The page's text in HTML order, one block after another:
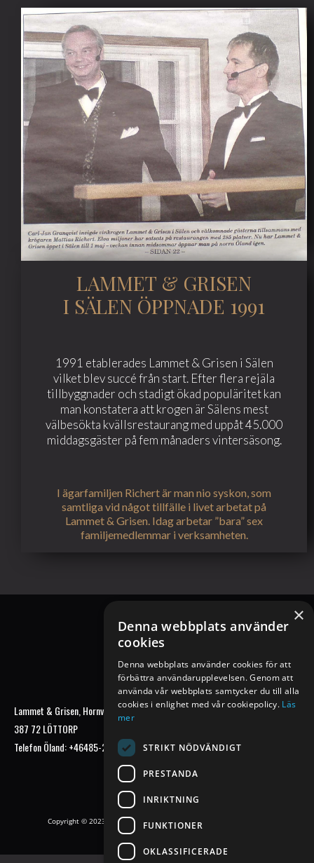
LAMMET & GRISEN
I SÄLEN ÖPPNADE 1991
1991 etablerades Lammet & Grisen i Sälen
vilket blev succé från start. Efter flera rejäla
tillbyggnader och stadigt ökad populäritet kan
man konstatera att krogen är Sälens mest
välbesökta kvällsrestaurang med uppåt 45.000
middagsgäster på fem månaders vintersäsong.
I ägarfamiljen Richert är man nio syskon, som
samtliga vid något tillfälle i livet arbetat på
Lammet & Grisen. Idag arbetar ”bara” sex
familjemedlemmar i verksamheten.
Lammet & Grisen, Fjällvägen 21,
Telefon Sälen:
Copyright © 2023 Lammet & Grisen - Crafted by
Lammet & Grisen, Hornvägen 35,
387 72 LÖTTORP
Telefon Öland:+46485-203 50
×
Denna webbplats använder
cookies
Denna webbplats använder cookies för att
förbättra användarupplevelsen. Genom att
använda vår webbplats samtycker du till alla
cookies i enlighet med vår cookiepolicy. Läs
mer
STRIKT NÖDVÄNDIGT
PRESTANDA
INRIKTNING
FUNKTIONER
OKLASSIFICERADE